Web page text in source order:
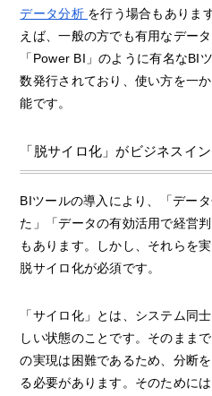
データ分析 を行う場合もありま
えば、一般の方でも有用なデー
「Power BI」のように有名なBI
数発行されており、使い方を一
能です。
「脱サイロ化」がビジネスイ
BIツールの導入により、「デー
た」「データの有効活用で経営
もあります。しかし、それらを
脱サイロ化が必須です。
「サイロ化」とは、システム同
しい状態のことです。そのまま
の実現は困難であるため、分断
る必要があります。そのために